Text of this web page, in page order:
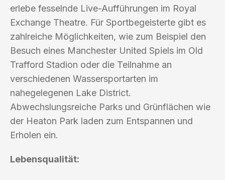
erlebe fesselnde Live-Aufführungen im Royal
Exchange Theatre. Für Sportbegeisterte gibt es
zahlreiche Möglichkeiten, wie zum Beispiel den
Besuch eines Manchester United Spiels im Old
Trafford Stadion oder die Teilnahme an
verschiedenen Wassersportarten im
nahegelegenen Lake District.
Abwechslungsreiche Parks und Grünflächen wie
der Heaton Park laden zum Entspannen und
Erholen ein.
Lebensqualität: